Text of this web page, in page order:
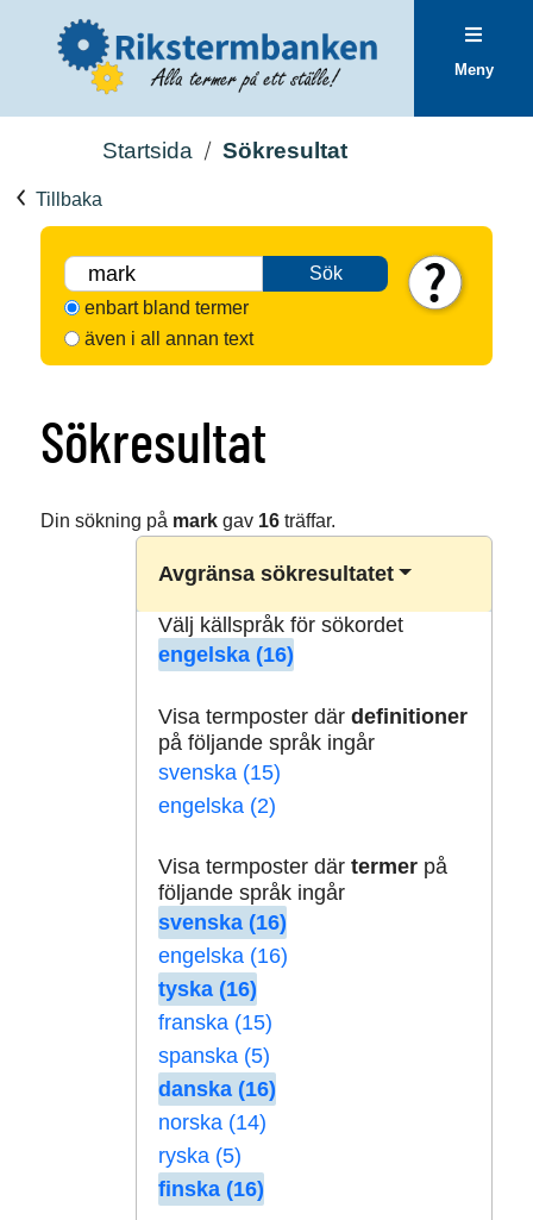
Meny
Startsida Sökresultat
Tillbaka
Sök
enbart bland termer
även i all annan text
Sökresultat
Din sökning på markgav 16träffar.
Avgränsa sökresultatet
Välj källspråk för sökordet
engelska (16)
Visa termposter där definitioner
på följande språk ingår
svenska (15)
engelska (2)
Visa termposter där termerpå
följande språk ingår
svenska (16)
engelska (16)
tyska (16)
franska (15)
spanska (5)
danska (16)
norska (14)
ryska (5)
finska (16)